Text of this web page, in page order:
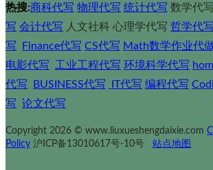
热搜:商科代写 物理代写 统计代写 数学代写
写 会计代写 人文社科 心理学代写 哲学代写
写
Finance代写 CS代写 Math数学作业代
电影代写
工业工程代写 环境科学代写
代写
BUSINESS代写 IT代写 编程代写
写 论文代写
Copyright 2026 © www.liuxueshengdaixie.com
Policy 沪ICP备13010617号-10号 站点地图